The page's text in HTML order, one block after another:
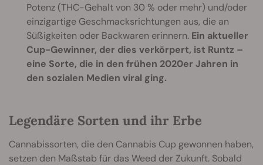
Potenz (THC-Gehalt von 30 % oder mehr) und/oder
einzigartige Geschmacksrichtungen aus, die an
Süßigkeiten oder Backwaren erinnern. Ein aktueller
Cup-Gewinner, der dies verkörpert, ist Runtz –
eine Sorte, die in den frühen 2020er Jahren in
den sozialen Medien viral ging.
Legendäre Sorten und ihr Erbe
Cannabissorten, die den Cannabis Cup gewonnen haben,
setzen den Maßstab für das Weed der Zukunft. Sobald